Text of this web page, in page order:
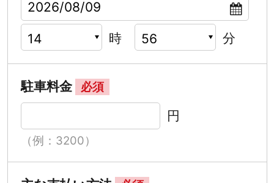
時 分
駐車料金 必須
円
（例：3200）